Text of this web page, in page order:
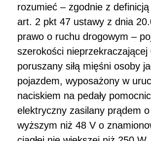
rozumieć – zgodnie z
art. 2 pkt 47 ustawy z dnia
prawo o ruchu drogowym –
szerokości nieprzekraczającej
poruszany siłą mięśni osoby
pojazdem, wyposażony w
naciskiem na pedały
elektryczny zasilany prądem
wyższym niż 48 V o